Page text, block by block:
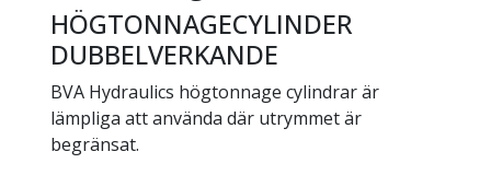
HÖGTONNAGECYLINDER
DUBBELVERKANDE
BVA Hydraulics högtonnage cylindrar är
lämpliga att använda där utrymmet är
begränsat.